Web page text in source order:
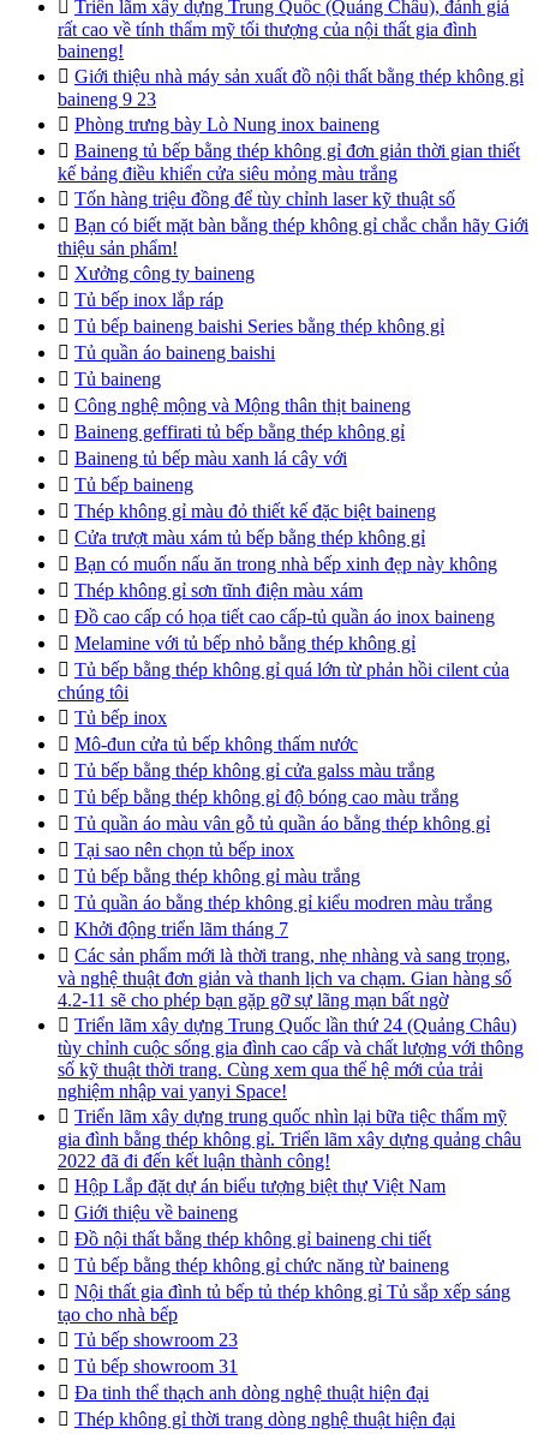
Triển lãm xây dựng Trung Quốc (Quảng Châu), đánh giá
rất cao về tính thẩm mỹ tối thượng của nội thất gia đình
baineng!
 Giới thiệu nhà máy sản xuất đồ nội thất bằng thép không gỉ
baineng 9 23
 Phòng trưng bày Lò Nung inox baineng
 Baineng tủ bếp bằng thép không gỉ đơn giản thời gian thiết
kế bảng điều khiển cửa siêu mỏng màu trắng
 Tốn hàng triệu đồng để tùy chỉnh laser kỹ thuật số
 Bạn có biết mặt bàn bằng thép không gỉ chắc chắn hãy Giới
thiệu sản phẩm!
 Xưởng công ty baineng
 Tủ bếp inox lắp ráp
 Tủ bếp baineng baishi Series bằng thép không gỉ
 Tủ quần áo baineng baishi
 Tủ baineng
 Công nghệ mộng và Mộng thân thịt baineng
 Baineng geffirati tủ bếp bằng thép không gỉ
 Baineng tủ bếp màu xanh lá cây với
 Tủ bếp baineng
 Thép không gỉ màu đỏ thiết kế đặc biệt baineng
 Cửa trượt màu xám tủ bếp bằng thép không gỉ
 Bạn có muốn nấu ăn trong nhà bếp xinh đẹp này không
 Thép không gỉ sơn tĩnh điện màu xám
 Đồ cao cấp có họa tiết cao cấp-tủ quần áo inox baineng
 Melamine với tủ bếp nhỏ bằng thép không gỉ
 Tủ bếp bằng thép không gỉ quá lớn từ phản hồi cilent của
chúng tôi
 Tủ bếp inox
 Mô-đun cửa tủ bếp không thấm nước
 Tủ bếp bằng thép không gỉ cửa galss màu trắng
 Tủ bếp bằng thép không gỉ độ bóng cao màu trắng
 Tủ quần áo màu vân gỗ tủ quần áo bằng thép không gỉ
 Tại sao nên chọn tủ bếp inox
 Tủ bếp bằng thép không gỉ màu trắng
 Tủ quần áo bằng thép không gỉ kiểu modren màu trắng
 Khởi động triển lãm tháng 7
 Các sản phẩm mới là thời trang, nhẹ nhàng và sang trọng,
và nghệ thuật đơn giản và thanh lịch va chạm. Gian hàng số
4.2-11 sẽ cho phép bạn gặp gỡ sự lãng mạn bất ngờ
 Triển lãm xây dựng Trung Quốc lần thứ 24 (Quảng Châu)
tùy chỉnh cuộc sống gia đình cao cấp và chất lượng với thông
số kỹ thuật thời trang. Cùng xem qua thế hệ mới của trải
nghiệm nhập vai yanyi Space!
 Triển lãm xây dựng trung quốc nhìn lại bữa tiệc thẩm mỹ
gia đình bằng thép không gỉ. Triển lãm xây dựng quảng châu
2022 đã đi đến kết luận thành công!
 Hộp Lắp đặt dự án biểu tượng biệt thự Việt Nam
 Giới thiệu về baineng
 Đồ nội thất bằng thép không gỉ baineng chi tiết
 Tủ bếp bằng thép không gỉ chức năng từ baineng
 Nội thất gia đình tủ bếp tủ thép không gỉ Tủ sắp xếp sáng
tạo cho nhà bếp
 Tủ bếp showroom 23
 Tủ bếp showroom 31
 Đa tinh thể thạch anh dòng nghệ thuật hiện đại
 Thép không gỉ thời trang dòng nghệ thuật hiện đại